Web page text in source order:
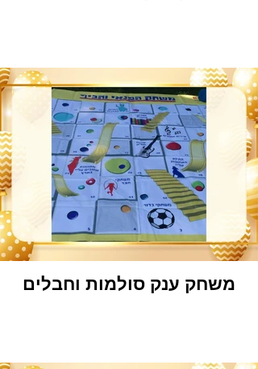
משחק ענק סולמות וחבלים